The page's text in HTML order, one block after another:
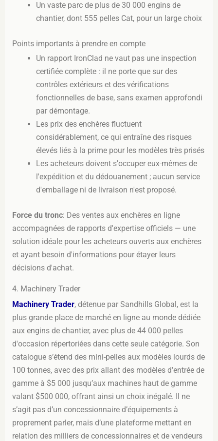
Un vaste parc de plus de 30 000 engins de
chantier, dont 555 pelles Cat, pour un large choix
Points importants à prendre en compte
Un rapport IronClad ne vaut pas une inspection
certifiée complète : il ne porte que sur des
contrôles extérieurs et des vérifications
fonctionnelles de base, sans examen approfondi
par démontage.
Les prix des enchères fluctuent
considérablement, ce qui entraîne des risques
élevés liés à la prime pour les modèles très prisés
Les acheteurs doivent s'occuper eux-mêmes de
l'expédition et du dédouanement ; aucun service
d'emballage ni de livraison n'est proposé.
Force du tronc: Des ventes aux enchères en ligne
accompagnées de rapports d'expertise officiels — une
solution idéale pour les acheteurs ouverts aux enchères
et ayant besoin d'informations pour étayer leurs
décisions d'achat.
4. Machinery Trader
Machinery Trader, détenue par Sandhills Global, est la
plus grande place de marché en ligne au monde dédiée
aux engins de chantier, avec plus de 44 000 pelles
d'occasion répertoriées dans cette seule catégorie. Son
catalogue s’étend des mini-pelles aux modèles lourds de
100 tonnes, avec des prix allant des modèles d’entrée de
gamme à $5 000 jusqu’aux machines haut de gamme
valant $500 000, offrant ainsi un choix inégalé. Il ne
s’agit pas d’un concessionnaire d’équipements à
proprement parler, mais d’une plateforme mettant en
relation des milliers de concessionnaires et de vendeurs